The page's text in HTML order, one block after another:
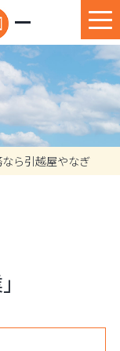
ら引越屋やなぎ